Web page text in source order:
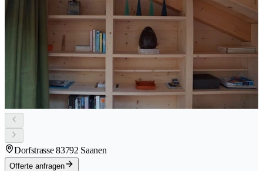
Dorfstrasse 83792 Saanen
Offerte anfragen